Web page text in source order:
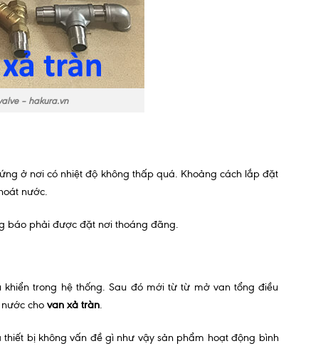
– hakura.vn
ở nơi có nhiệt độ không thấp quá. Khoảng cách lắp đặt
nước.
báo phải được đặt nơi thoáng đãng.
trong hệ thống. Sau đó mới từ từ mở van tổng điều
cho van xả tràn.
bị không vấn đề gì như vậy sản phẩm hoạt động bình